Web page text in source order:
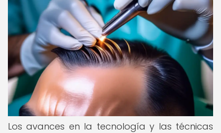
Los avances en la tecnología y las técnicas